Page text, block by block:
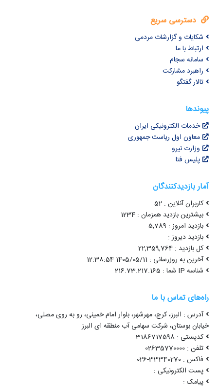
دسترسی سریع
شکایات و گزارشات مردمی
ارتباط با ما
سامانه سجام
راهبرد مشارکت
تالار گفتگو
پیوندها
خدمات الکترونیکی ایران
معاون اول ریاست جمهوری
وزارت نیرو
پلیس فتا
آمار بازدیدکنندگان
کاربران آنلاین : 52
بیشترین بازدید همزمان : 1234
بازدید امروز : 5,789
بازدید دیروز :
کل بازدید : 22,359,764
آخرین به روزرسانی : 1405/05/11 12:38:54
شناسه IP شما : 216.73.217.165
راه‌های تماس با ما
آدرس : البرز، کرج، مهرشهر، بلوار امام خمینی، رو به روی مصلی،
خیابان بوستان، شرکت سهامی آب منطقه ای البرز
کدپستی : 3186717598
تلفن : 02635770000
فاکس : 33340270-026
پست الکترونیکی :
پیامک :